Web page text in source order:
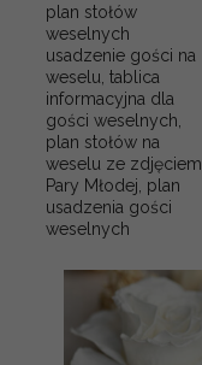
plan stołów
weselnych
usadzenie gości na
weselu, tablica
informacyjna dla
gości weselnych,
plan stołów na
weselu ze zdjęciem
Pary Młodej, plan
usadzenia gości
weselnych